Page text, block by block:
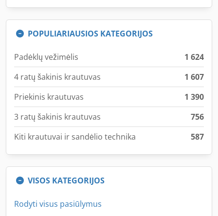
POPULIARIAUSIOS KATEGORIJOS
Padėklų vežimėlis
1 624
4 ratų šakinis krautuvas
1 607
Priekinis krautuvas
1 390
3 ratų šakinis krautuvas
756
Kiti krautuvai ir sandėlio technika
587
VISOS KATEGORIJOS
Rodyti visus pasiūlymus